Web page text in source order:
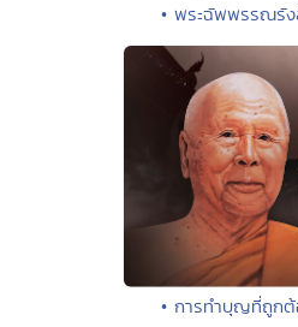
• พระฉัพพรรณรัง
• การทำบุญที่ถูก